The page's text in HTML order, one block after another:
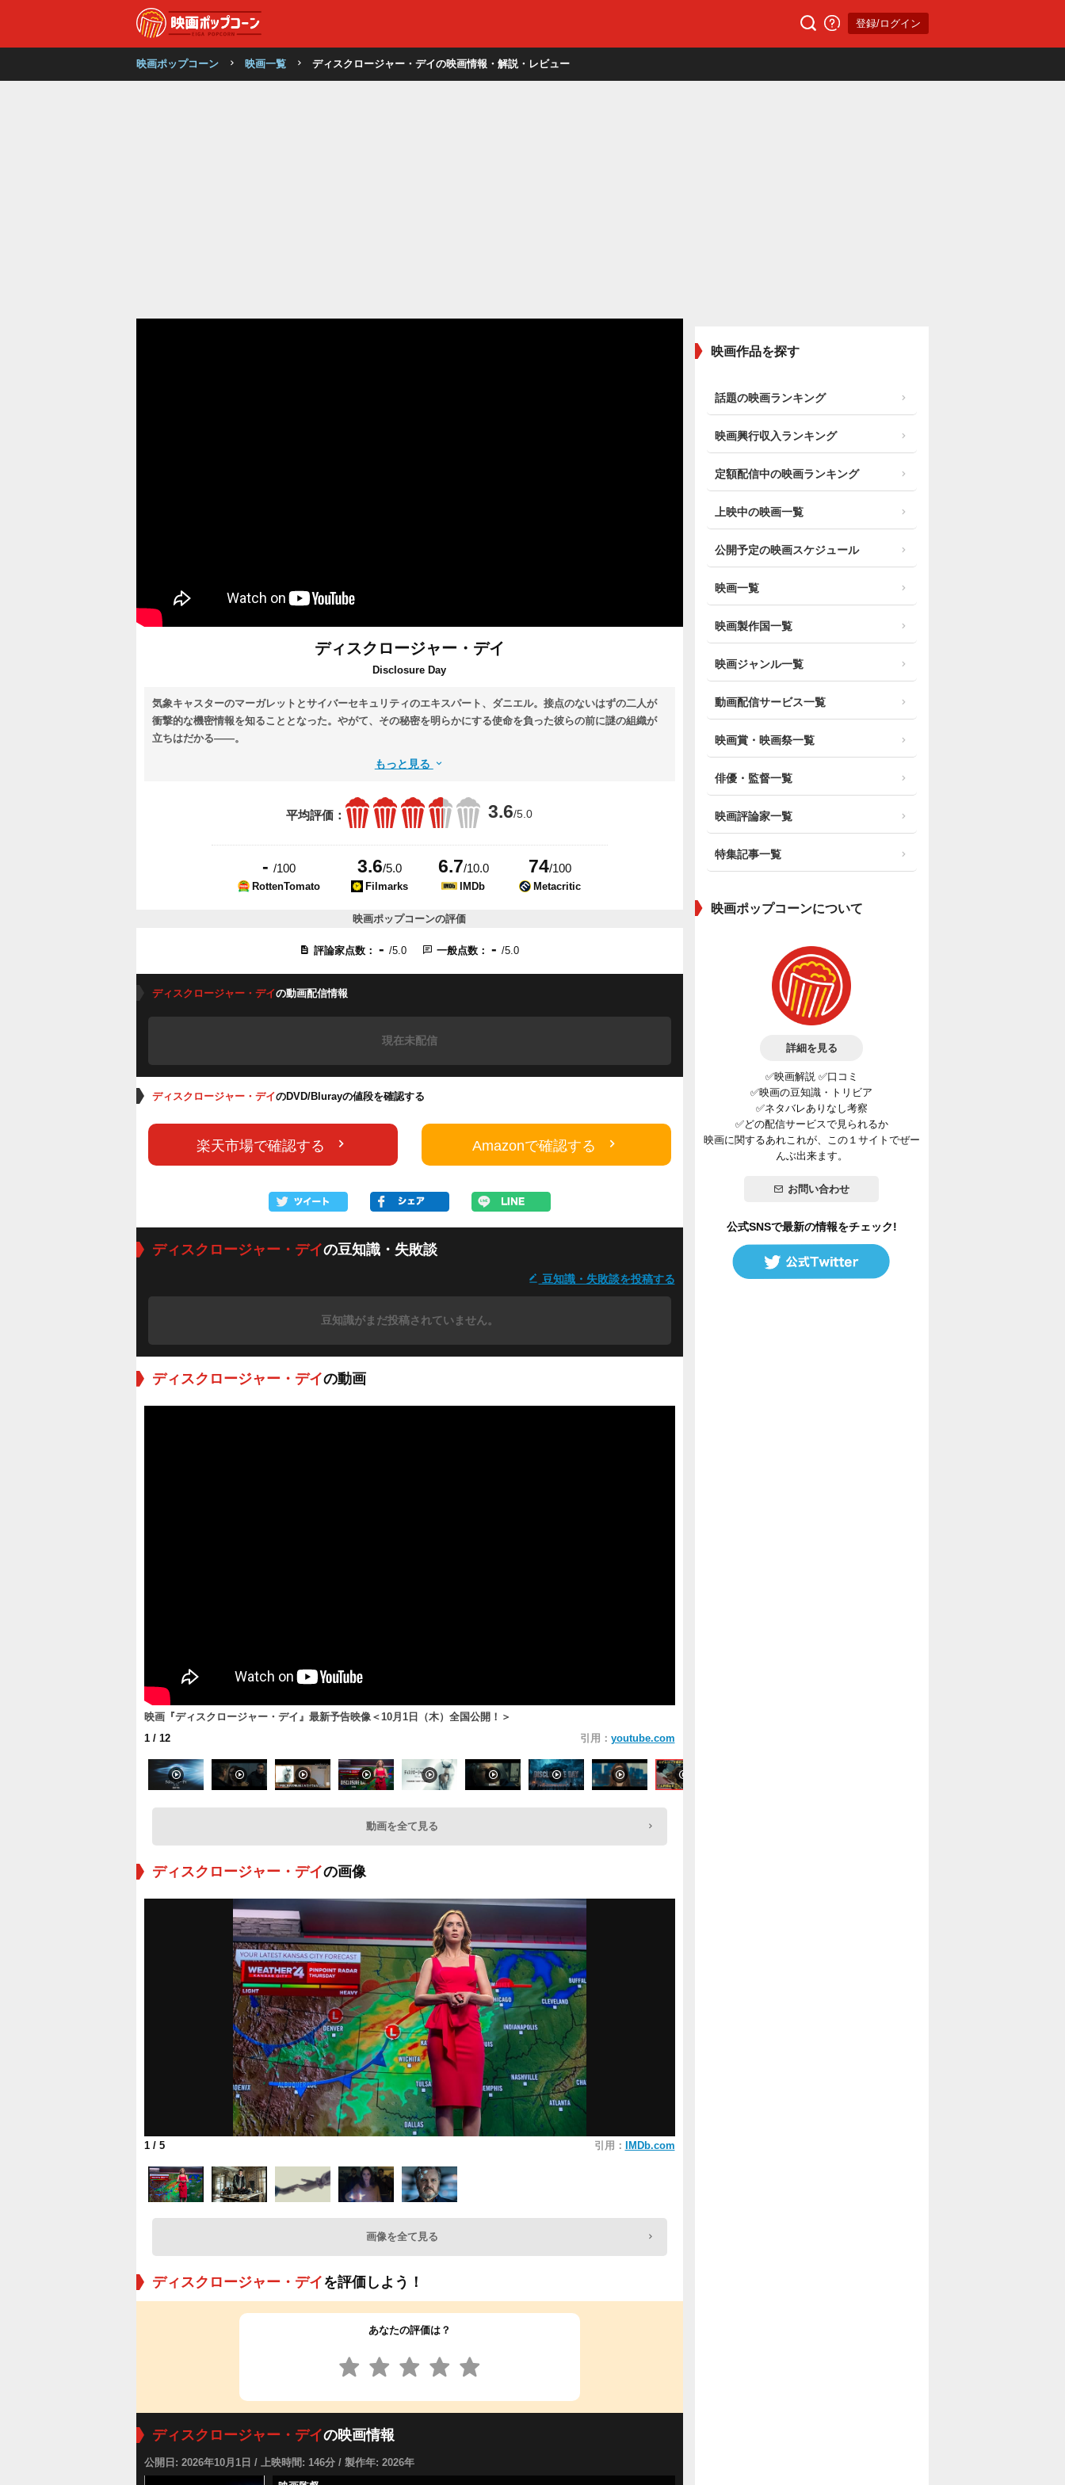
登録/ログイン
映画ポップコーン 映画一覧 ディスクロージャー・デイの映画情報・解説・レビュー
ディスクロージャー・デイ
Disclosure Day
気象キャスターのマーガレットとサイバーセキュリティのエキスパート、ダニエル。接点のないはずの二人が
衝撃的な機密情報を知ることとなった。やがて、その秘密を明らかにする使命を負った彼らの前に謎の組織が
立ちはだかる――。
もっと見る
平均評価： 3.6/5.0
-/100
RottenTomato
3.6/5.0
Filmarks
6.7/10.0
IMDb
74/100
Metacritic
映画ポップコーンの評価
評論家点数： -/5.0 一般点数： -/5.0
ディスクロージャー・デイの動画配信情報
現在未配信
ディスクロージャー・デイのDVD/Blurayの値段を確認する
楽天市場で確認する Amazonで確認する
ディスクロージャー・デイの豆知識・失敗談
豆知識・失敗談を投稿する
豆知識がまだ投稿されていません。
ディスクロージャー・デイの動画
映画『ディスクロージャー・デイ』最新予告映像＜10月1日（木）全国公開！＞
1 / 12 引用： youtube.com
動画を全て見る
ディスクロージャー・デイの画像
1 / 5 引用： IMDb.com
画像を全て見る
ディスクロージャー・デイを評価しよう！
あなたの評価は？
ディスクロージャー・デイの映画情報
公開日: 2026年10月1日 / 上映時間: 146分 / 製作年: 2026年
映画作品を探す
話題の映画ランキング
映画興行収入ランキング
定額配信中の映画ランキング
上映中の映画一覧
公開予定の映画スケジュール
映画一覧
映画製作国一覧
映画ジャンル一覧
動画配信サービス一覧
映画賞・映画祭一覧
俳優・監督一覧
映画評論家一覧
特集記事一覧
映画ポップコーンについて
詳細を見る
✅映画解説 ✅口コミ
✅映画の豆知識・トリビア
✅ネタバレありなし考察
✅どの配信サービスで見られるか
映画に関するあれこれが、この１サイトでぜー
んぶ出来ます。
お問い合わせ
公式SNSで最新の情報をチェック!